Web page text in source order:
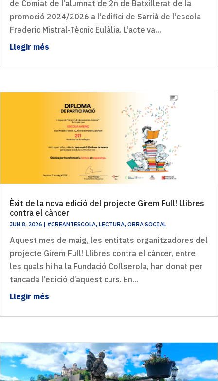
de Comiat de l’alumnat de 2n de Batxillerat de la
promoció 2024/2026 a l’edifici de Sarrià de l’escola
Frederic Mistral-Tècnic Eulàlia. L’acte va...
Llegir més
Èxit de la nova edició del projecte Girem Full! Llibres
contra el càncer
JUN 8, 2026 #CREANTESCOLA, LECTURA, OBRA SOCIAL
Aquest mes de maig, les entitats organitzadores del
projecte Girem Full! Llibres contra el càncer, entre
les quals hi ha la Fundació Collserola, han donat per
tancada l’edició d’aquest curs. En...
Llegir més